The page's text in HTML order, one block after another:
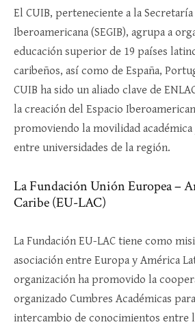
El CUIB, perteneciente a la Secretaría
Iberoamericana (SEGIB), agrupa a
educación superior de 19 países
caribeños, así como de España,
CUIB ha sido un aliado clave de
la creación del Espacio
promoviendo la movilidad
entre universidades de la región.
La Fundación Unión Europea –
Caribe (EU-LAC)
La Fundación EU-LAC tiene como
asociación entre Europa y América
organización ha promovido la
organizado Cumbres Académicas
intercambio de conocimientos entre